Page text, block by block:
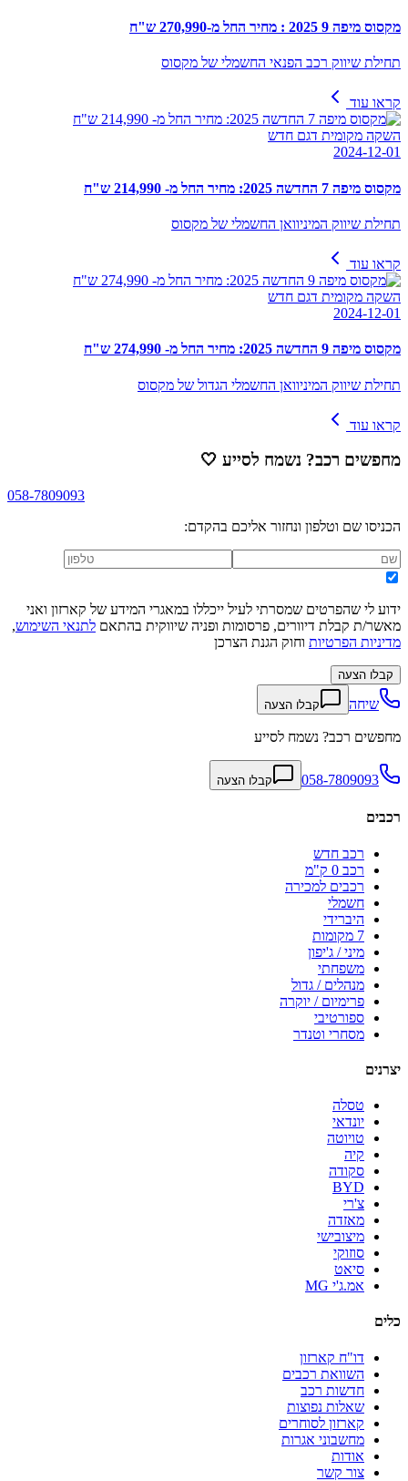
מקסוס מיפה 9 2025 : מחיר החל מ-270,990 ש"ח
תחילת שיווק רכב הפנאי החשמלי של מקסוס
קראו עוד
השקה מקומית דגם חדש
2024-12-01
מקסוס מיפה 7 החדשה 2025: מחיר החל מ- 214,990 ש"ח
תחילת שיווק המיניוואן החשמלי של מקסוס
קראו עוד
השקה מקומית דגם חדש
2024-12-01
מקסוס מיפה 9 החדשה 2025: מחיר החל מ- 274,990 ש"ח
תחילת שיווק המיניוואן החשמלי הגדול של מקסוס
קראו עוד
מחפשים רכב? נשמח לסייע 🤍
058-7809093
הכניסו שם וטלפון ונחזור אליכם בהקדם:
ידוע לי שהפרטים שמסרתי לעיל ייכללו במאגרי המידע של קארזון ואני
מאשר/ת קבלת דיוורים, פרסומות ופניה שיווקית בהתאם לתנאי השימוש,
מדיניות הפרטיות וחוק הגנת הצרכן
קבלו הצעה
שיחה קבלו הצעה
מחפשים רכב? נשמח לסייע
058-7809093 קבלו הצעה
רכבים
רכב חדש
רכב 0 ק"מ
רכבים למכירה
חשמלי
היברידי
7 מקומות
מיני / ג'יפון
משפחתי
מנהלים / גדול
פרימיום / יוקרה
ספורטיבי
מסחרי וטנדר
יצרנים
טסלה
יונדאי
טויוטה
קיה
סקודה
BYD
צ'רי
מאזדה
מיצובישי
סוזוקי
סיאט
אמ.ג'י MG
כלים
דו"ח קארזון
השוואת רכבים
חדשות רכב
שאלות נפוצות
קארזון לסוחרים
מחשבוני אגרות
אודות
צור קשר